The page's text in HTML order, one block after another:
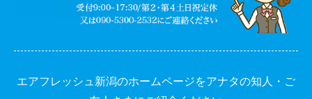
エアフレッシュ新潟のホームページをアナタの知人・ご